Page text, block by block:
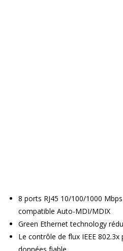
8 ports RJ45 10/100/1000
compatible Auto-MDI/MDIX
Green Ethernet technology
Le contrôle de flux IEEE